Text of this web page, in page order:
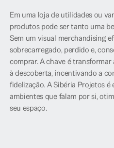
Em uma loja de utilidades ou
produtos pode ser tanto uma
Sem um visual merchandising
sobrecarregado, perdido e,
comprar. A chave é
à descoberta, incentivando a
fidelização. A Sibéria Projetos é
ambientes que falam por si,
seu espaço.